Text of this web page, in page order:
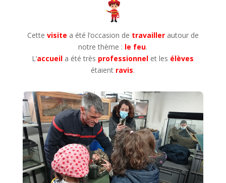
Cette visite a été l’occasion de travaillerautour de
notre thème : le feu.
L’accueil a été très professionnel et les élèves
étaient ravis.